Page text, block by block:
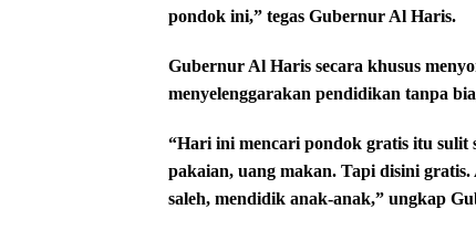
pondok ini,” tegas Gubernur Al Haris.
Gubernur Al Haris secara khusus
menyelenggarakan pendidikan tanpa
“Hari ini mencari pondok gratis itu sulit
pakaian, uang makan. Tapi disini
saleh, mendidik anak-anak,” ungkap